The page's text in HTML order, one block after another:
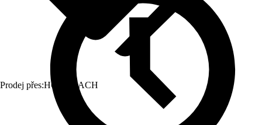
Prodej přes:HORNBACH